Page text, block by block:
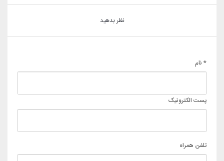
نظر بدهید
* نام
پست الکترونیک
تلفن همراه